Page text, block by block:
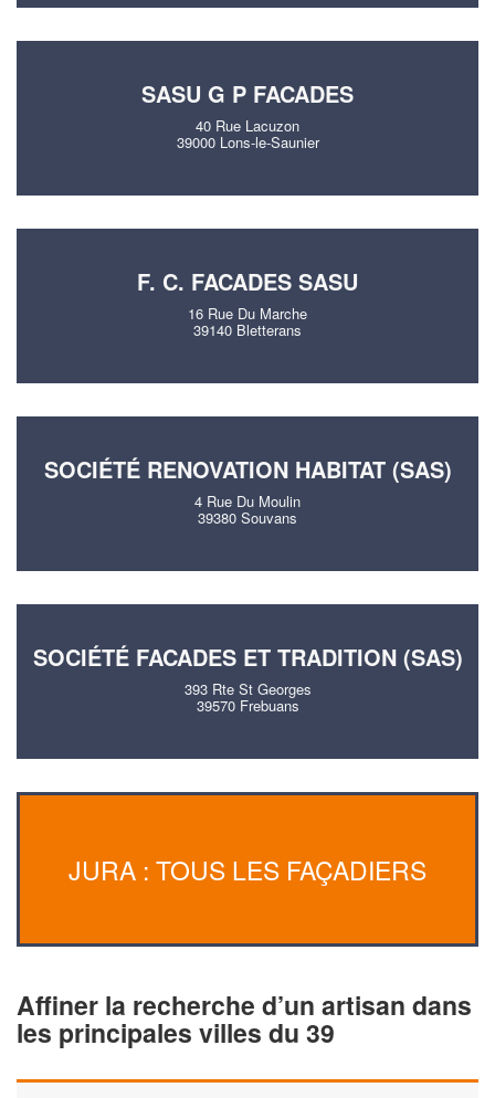
SASU G P FACADES
40 Rue Lacuzon
39000 Lons-le-Saunier
F. C. FACADES SASU
16 Rue Du Marche
39140 Bletterans
SOCIÉTÉ RENOVATION HABITAT (SAS)
4 Rue Du Moulin
39380 Souvans
SOCIÉTÉ FACADES ET TRADITION (SAS)
393 Rte St Georges
39570 Frebuans
JURA : TOUS LES FAÇADIERS
Affiner la recherche d’un artisan dans
les principales villes du 39